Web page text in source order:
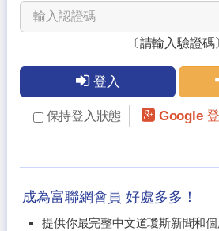
〔請輸入驗證碼
登入
保持登入狀態 Google
成為富聯網會員 好處多多！
提供你最完整中文道瓊斯新聞和